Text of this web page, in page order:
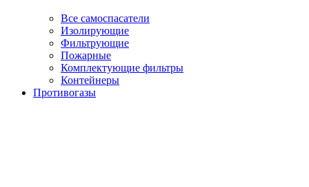
Все самоспасатели
Изолирующие
Фильтрующие
Пожарные
Комплектующие фильтры
Контейнеры
Противогазы